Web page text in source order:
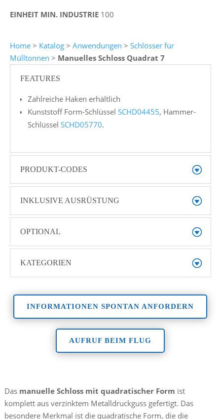
EINHEIT MIN. INDUSTRIE 100
Home> Katalog> Anwendungen > Schlösser für
Mülltonnen > Manuelles Schloss Quadrat 7
FEATURES
Zahlreiche Haken erhältlich
Kunststoff Form-Schlüssel SCHD04455, Hammer-
Schlüssel SCHD05770.
PRODUKT-CODES
INKLUSIVE AUSRÜSTUNG
OPTIONAL
KATEGORIEN
INFORMATIONEN SPONTAN ANFORDERN
AUFRUF BEIM FLUG
Das manuelle Schloss mit quadratischer Form ist
komplett aus verzinktem Metalldruckguss gefertigt. Das
besondere Merkmal ist die quadratische Form, die die